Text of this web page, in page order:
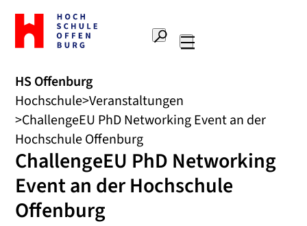
Zur
Startseite
Hochschule
Suche
HS Offenburg
Hochschule Veranstaltungen
ChallengeEU PhD Networking Event an der
Hochschule Offenburg
ChallengeEU PhD Networking
Event an der Hochschule
Offenburg